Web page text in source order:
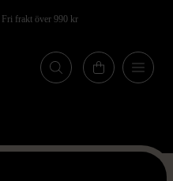
Fri frakt över 990 kr